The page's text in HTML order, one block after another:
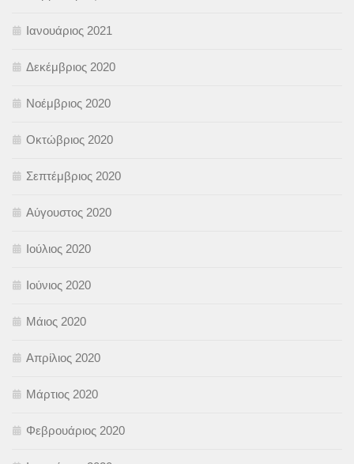
Ιανουάριος 2021
Δεκέμβριος 2020
Νοέμβριος 2020
Οκτώβριος 2020
Σεπτέμβριος 2020
Αύγουστος 2020
Ιούλιος 2020
Ιούνιος 2020
Μάιος 2020
Απρίλιος 2020
Μάρτιος 2020
Φεβρουάριος 2020